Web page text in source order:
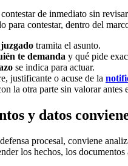
de inmediato sin
para contestar, dentro del
tramita el asunto.
te demanda y qué pide
se indica para actuar.
justificante o acuse de la
la otra parte sin valorar antes
y datos
procesal, conviene
los hechos, los